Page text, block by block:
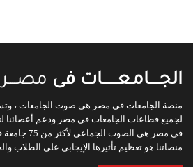
الجـــــامـعـــــــات فى مصــــر
منصة الجامعات في مصر هي صوت الجامعات ،
لجميع قطاعات الجامعات في مصر ودعم أعضائنا
في مصر هي
منصاتنا هو تعظيم تأثيرها الإيجابي على الطلاب